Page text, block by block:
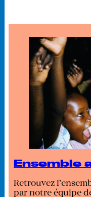
Ensemble
Retrouvez
par notre équipe